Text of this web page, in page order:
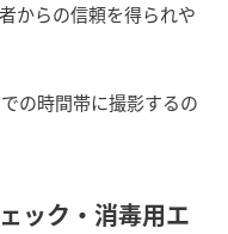
からの信頼を得られや
の時間帯に撮影するの
ック・消毒用エ